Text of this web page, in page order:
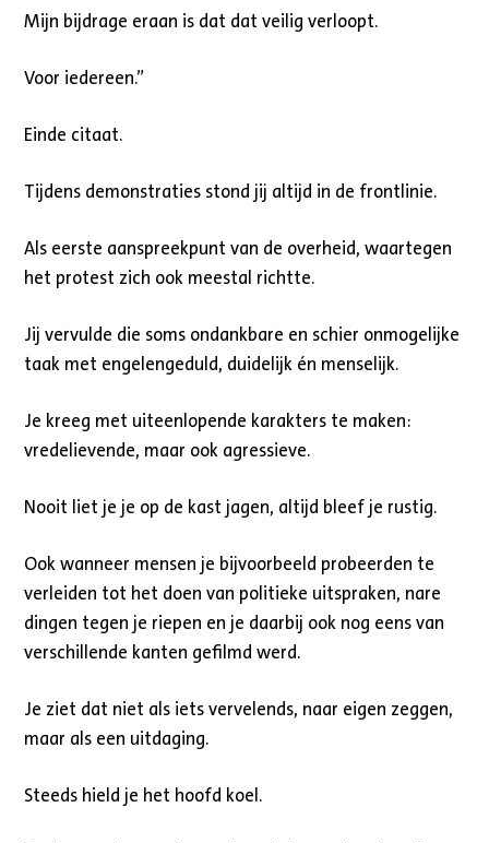
Mijn bijdrage eraan is dat dat veilig verloopt.
Voor iedereen.”
Einde citaat.
Tijdens demonstraties stond jij altijd in de frontlinie.
Als eerste aanspreekpunt van de overheid, waartegen
het protest zich ook meestal richtte.
Jij vervulde die soms ondankbare en schier onmogelijke
taak met engelengeduld, duidelijk én menselijk.
Je kreeg met uiteenlopende karakters te maken:
vredelievende, maar ook agressieve.
Nooit liet je je op de kast jagen, altijd bleef je rustig.
Ook wanneer mensen je bijvoorbeeld probeerden te
verleiden tot het doen van politieke uitspraken, nare
dingen tegen je riepen en je daarbij ook nog eens van
verschillende kanten gefilmd werd.
Je ziet dat niet als iets vervelends, naar eigen zeggen,
maar als een uitdaging.
Steeds hield je het hoofd koel.